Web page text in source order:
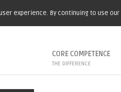
experience. By continuing to use
CORE COMPETENCE
THE DIFFERENCE